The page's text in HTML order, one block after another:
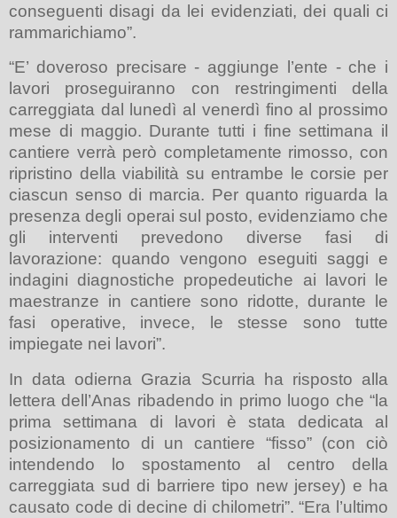
conseguenti disagi da lei evidenziati, dei quali ci
rammarichiamo”.
“E’ doveroso precisare - aggiunge l’ente - che i
lavori proseguiranno con restringimenti della
carreggiata dal lunedì al venerdì fino al prossimo
mese di maggio. Durante tutti i fine settimana il
cantiere verrà però completamente rimosso, con
ripristino della viabilità su entrambe le corsie per
ciascun senso di marcia. Per quanto riguarda la
presenza degli operai sul posto, evidenziamo che
gli interventi prevedono diverse fasi di
lavorazione: quando vengono eseguiti saggi e
indagini diagnostiche propedeutiche ai lavori le
maestranze in cantiere sono ridotte, durante le
fasi operative, invece, le stesse sono tutte
impiegate nei lavori”.
In data odierna Grazia Scurria ha risposto alla
lettera dell’Anas ribadendo in primo luogo che “la
prima settimana di lavori è stata dedicata al
posizionamento di un cantiere “fisso” (con ciò
intendendo lo spostamento al centro della
carreggiata sud di barriere tipo new jersey) e ha
causato code di decine di chilometri”. “Era l’ultimo